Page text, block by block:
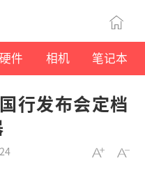
件 相机 笔记本
行发布会定档